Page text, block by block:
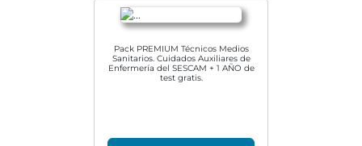
Salud-enfermedad. Salud pública. Salud comunitaria.
Indicadores de salud
Estructuras orgánicas y funcionales. Tipos de instituciones
públicas y privadas
Archivo y comunicación escrita. Documentación sanitaria
Pack PREMIUM Técnicos Medios
Sanitarios. Cuidados Auxiliares de
Enfermería del SESCAM + 1 AÑO de
test gratis.